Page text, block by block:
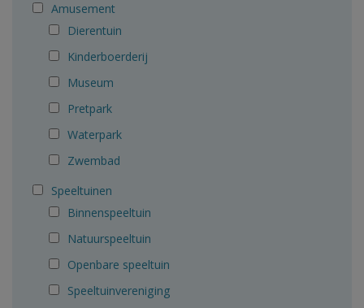
Amusement
Dierentuin
Kinderboerderij
Museum
Pretpark
Waterpark
Zwembad
Speeltuinen
Binnenspeeltuin
Natuurspeeltuin
Openbare speeltuin
Speeltuinvereniging